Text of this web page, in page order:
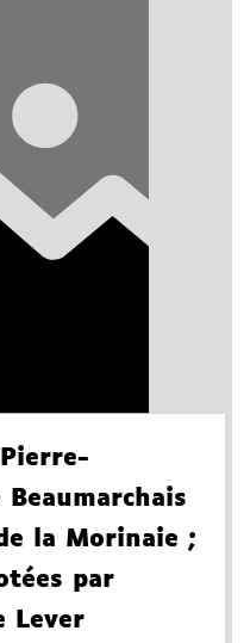
la Morinaie ;
par
Lever